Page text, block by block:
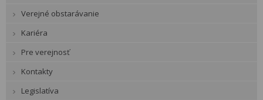
Verejné obstarávanie
Kariéra
Pre verejnosť
Kontakty
Legislatíva